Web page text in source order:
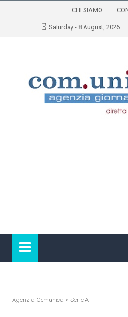
CHI SIAMO
Saturday - 8 August, 2026
Agenzia Comunica > Serie A